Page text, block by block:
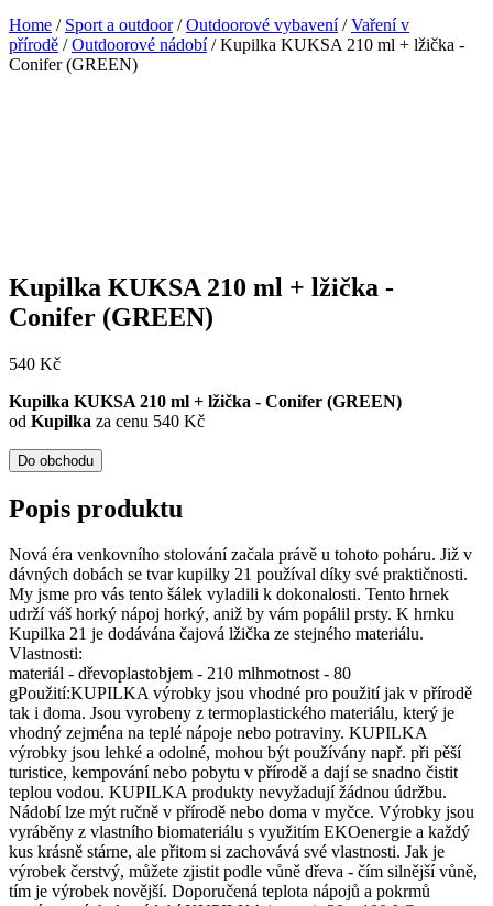
Home / Sport a outdoor/Outdoorové vybavení/Vaření v
přírodě /Outdoorové nádobí/ Kupilka KUKSA 210 ml + lžička -
Conifer (GREEN)
Kupilka KUKSA 210 ml + lžička -
Conifer (GREEN)
540 Kč
Kupilka KUKSA 210 ml + lžička - Conifer (GREEN)
od Kupilka za cenu 540 Kč
Do obchodu
Popis produktu
Nová éra venkovního stolování začala právě u tohoto poháru. Již v
dávných dobách se tvar kupilky 21 používal díky své praktičnosti.
My jsme pro vás tento šálek vyladili k dokonalosti. Tento hrnek
udrží váš horký nápoj horký, aniž by vám popálil prsty. K hrnku
Kupilka 21 je dodávána čajová lžička ze stejného materiálu.
Vlastnosti:
materiál - dřevoplastobjem - 210 mlhmotnost - 80
gPoužití:KUPILKA výrobky jsou vhodné pro použití jak v přírodě
tak i doma. Jsou vyrobeny z termoplastického materiálu, který je
vhodný zejména na teplé nápoje nebo potraviny. KUPILKA
výrobky jsou lehké a odolné, mohou být používány např. při pěší
turistice, kempování nebo pobytu v přírodě a dají se snadno čistit
teplou vodou. KUPILKA produkty nevyžadují žádnou údržbu.
Nádobí lze mýt ručně v přírodě nebo doma v myčce. Výrobky jsou
vyráběny z vlastního biomateriálu s využitím EKOenergie a každý
kus krásně stárne, ale přitom si zachovává své vlastnosti. Jak je
výrobek čerstvý, můžete zjistit podle vůně dřeva - čím silnější vůně,
tím je výrobek novější. Doporučená teplota nápojů a pokrmů